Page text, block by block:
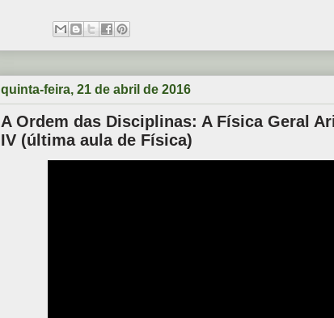
quinta-feira, 21 de abril de 2016
A Ordem das Disciplinas: A Física Geral
IV (última aula de Física)